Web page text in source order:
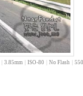
3.85mm| ISO-80 No Flash